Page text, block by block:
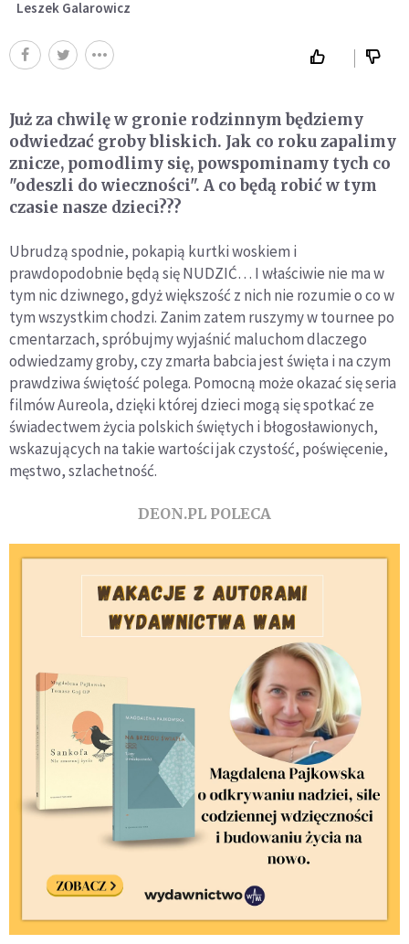
Leszek Galarowicz
Już za chwilę w gronie rodzinnym będziemy
odwiedzać groby bliskich. Jak co roku zapalimy
znicze, pomodlimy się, powspominamy tych co
"odeszli do wieczności". A co będą robić w tym
czasie nasze dzieci???
Ubrudzą spodnie, pokapią kurtki woskiem i
prawdopodobnie będą się NUDZIĆ… I właściwie nie ma w
tym nic dziwnego, gdyż większość z nich nie rozumie o co w
tym wszystkim chodzi. Zanim zatem ruszymy w tournee po
cmentarzach, spróbujmy wyjaśnić maluchom dlaczego
odwiedzamy groby, czy zmarła babcia jest święta i na czym
prawdziwa świętość polega. Pomocną może okazać się seria
filmów Aureola, dzięki której dzieci mogą się spotkać ze
świadectwem życia polskich świętych i błogosławionych,
wskazujących na takie wartości jak czystość, poświęcenie,
męstwo, szlachetność.
DEON.PL POLECA